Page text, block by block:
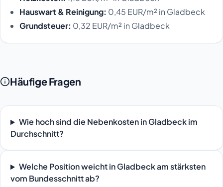
Hauswart & Reinigung: 0,45 EUR/m² in Gladbeck
Grundsteuer: 0,32 EUR/m² in Gladbeck
Häufige Fragen
Wie hoch sind die Nebenkosten in Gladbeck im
Durchschnitt?
Welche Position weicht in Gladbeck am stärksten
vom Bundesschnitt ab?